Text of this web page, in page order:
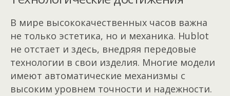
В мире высококачественных часов важна
не только эстетика, но и механика. Hublot
не отстает и здесь, внедряя передовые
технологии в свои изделия. Многие модели
имеют автоматические механизмы с
высоким уровнем точности и надежности.